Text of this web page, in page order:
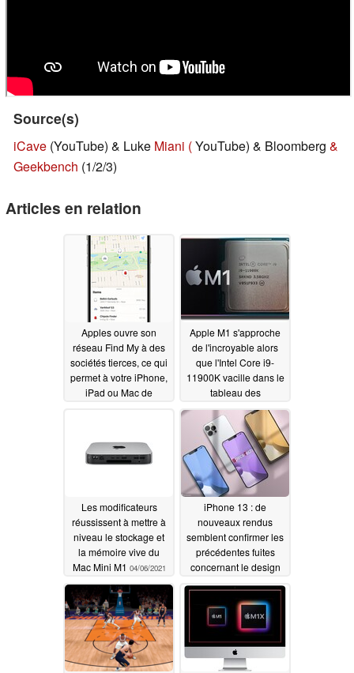
Source(s)
iCave (YouTube) & Luke Miani (YouTube) & Bloomberg &
Geekbench (1/2/3)
Articles en relation
Apples ouvre son
réseau Find My à des
sociétés tierces, ce qui
permet à votre iPhone,
iPad ou Mac de
Apple M1 s'approche
de l'incroyable alors
que l'Intel Core i9-
11900K vacille dans le
tableau des
performances en un
seul thread de
PassMark04/07/2021
Les modificateurs
réussissent à mettre à
niveau le stockage et
la mémoire vive du
Mac Mini M1 04/06/2021
iPhone 13 : de
nouveaux rendus
semblent confirmer les
précédentes fuites
concernant le design